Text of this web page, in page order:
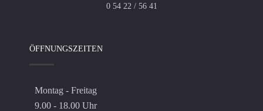
0 54 22 / 56 41
ÖFFNUNGSZEITEN
Montag - Freitag
9.00 - 18.00 Uhr